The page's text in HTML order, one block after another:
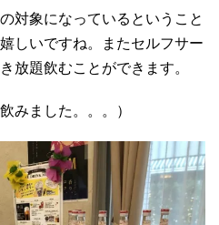
対象になっているということ
しいですね。またセルフサー
放題飲むことができます。
みました。。。）